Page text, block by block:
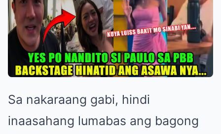
Sa nakaraang gabi, hindi
inaasahang lumabas ang bagong